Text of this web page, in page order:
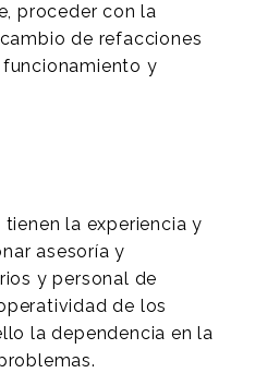
proceder con la
de refacciones
y
la experiencia y
asesoría y
y personal de
de los
la dependencia en la